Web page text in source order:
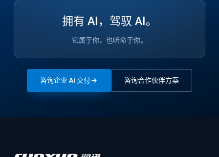
拥有 AI，驾驭 AI。
它属于你，也听命于你。
咨询企业 AI 交付 咨询合作伙伴方案